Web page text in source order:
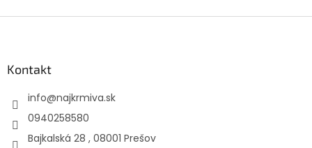
Kontakt
info@najkrmiva.sk
0940258580
Bajkalská 28 , 08001 Prešov